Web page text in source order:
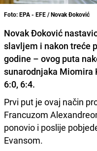
Foto: EPA - EFE / Novak Đoković
Novak Đoković
slavljem i nakon treće
godine – ovog puta
sunarodnjaka Miomira
6:0, 6:4.
Prvi put je ovaj način
Francuzom
ponovio i poslije
Evansom.